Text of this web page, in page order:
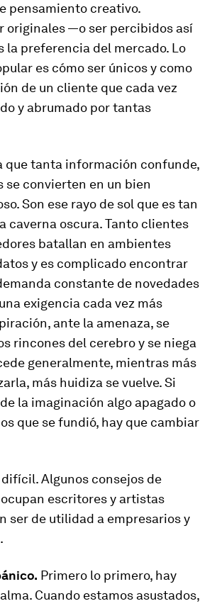
pensamiento creativo.
originales —o ser percibidos así
la preferencia del mercado. Lo
es cómo ser únicos y como
de un cliente que cada vez
y abrumado por tantas
que tanta información confunde,
se convierten en un bien
Son ese rayo de sol que es tan
caverna oscura. Tanto clientes
batallan en ambientes
y es complicado encontrar
constante de novedades
exigencia cada vez más
ante la amenaza, se
rincones del cerebro y se niega
generalmente, mientras más
más huidiza se vuelve. Si
la imaginación algo apagado o
que se fundió, hay que cambiar
Algunos consejos de
escritores y artistas
ser de utilidad a empresarios y
Primero lo primero, hay
Cuando estamos asustados,